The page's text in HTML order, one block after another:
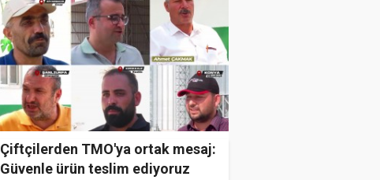
Çiftçilerden TMO'ya ortak mesaj:
Güvenle ürün teslim ediyoruz